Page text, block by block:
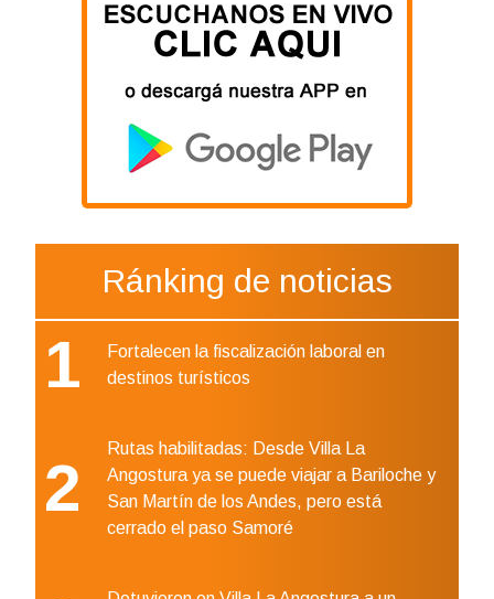
Ránking de noticias
1
Fortalecen la fiscalización laboral en
destinos turísticos
2
Rutas habilitadas: Desde Villa La
Angostura ya se puede viajar a Bariloche y
San Martín de los Andes, pero está
cerrado el paso Samoré